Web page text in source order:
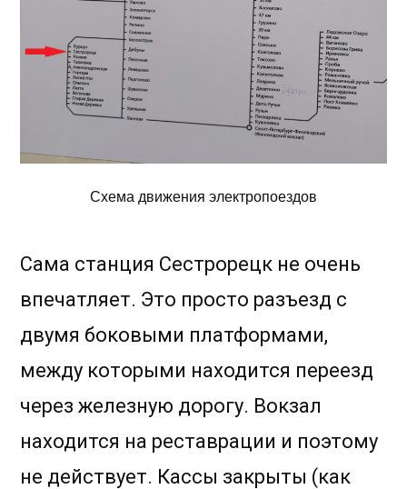
Схема движения электропоездов
Сама станция Сестрорецк не очень
впечатляет. Это просто разъезд с
двумя боковыми платформами,
между которыми находится переезд
через железную дорогу. Вокзал
находится на реставрации и поэтому
не действует. Кассы закрыты (как